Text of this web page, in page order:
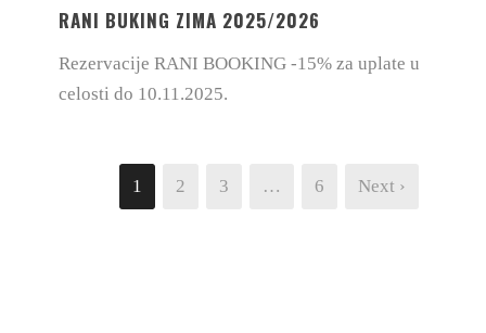
RANI BUKING ZIMA 2025/2026
Rezervacije RANI BOOKING -15% za uplate u
celosti do 10.11.2025.
1 2 3 … 6 Next ›